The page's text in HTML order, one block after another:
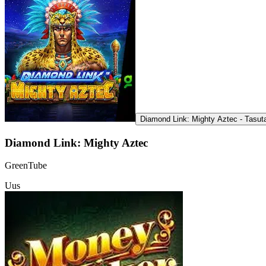
Diamond Link: Mighty Aztec -
Diamond Link: Mighty Aztec
GreenTube
Uus